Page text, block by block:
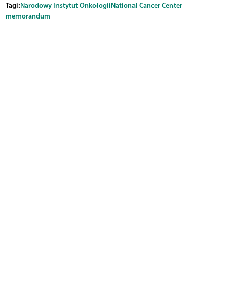
Tagi:Narodowy Instytut OnkologiiNational Cancer Center
memorandum